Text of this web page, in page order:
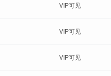
VIP可见
VIP可见
VIP可见